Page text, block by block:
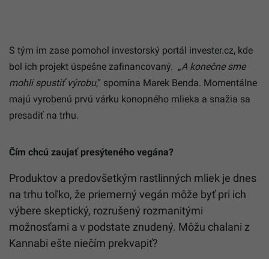
S tým im zase pomohol investorský portál invester.cz, kde
bol ich projekt úspešne zafinancovaný. „A konečne sme
mohli spustiť výrobu,“ spomína Marek Benda. Momentálne
majú vyrobenú prvú várku konopného mlieka a snažia sa
presadiť na trhu.
Čím chcú zaujať presýteného vegána?
Produktov a predovšetkým rastlinných mliek je dnes
na trhu toľko, že priemerný vegán môže byť pri ich
výbere skeptický, rozrušený rozmanitými
možnosťami a v podstate znudený. Môžu chalani z
Kannabi ešte niečím prekvapiť?